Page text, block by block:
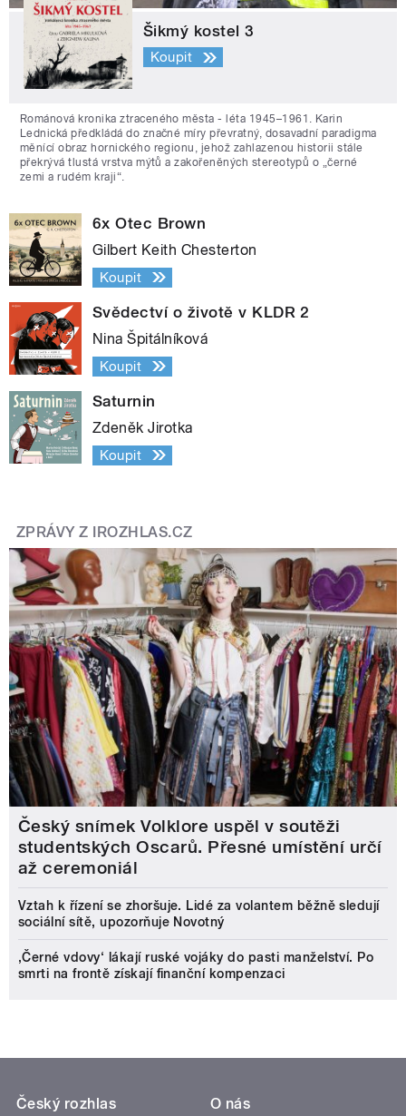
Šikmý kostel 3
Koupit
Románová kronika ztraceného města - léta 1945–1961. Karin
Lednická předkládá do značné míry převratný, dosavadní paradigma
měnící obraz hornického regionu, jehož zahlazenou historii stále
překrývá tlustá vrstva mýtů a zakořeněných stereotypů o „černé
zemi a rudém kraji“.
6x Otec Brown
Gilbert Keith Chesterton
Koupit
Svědectví o životě v KLDR 2
Nina Špitálníková
Koupit
Saturnin
Zdeněk Jirotka
Koupit
ZPRÁVY Z IROZHLAS.CZ
Český snímek Volklore uspěl v soutěži
studentských Oscarů. Přesné umístění určí
až ceremoniál
Vztah k řízení se zhoršuje. Lidé za volantem běžně sledují
sociální sítě, upozorňuje Novotný
‚Černé vdovy‘ lákají ruské vojáky do pasti manželství. Po
smrti na frontě získají finanční kompenzaci
Český rozhlas
O nás